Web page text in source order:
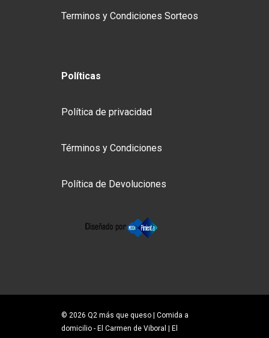
Terminos y Condiciones Sorteos
Políticas
Política de privacidad
Términos y Condiciones
Política de Devoluciones
© 2026 Q2 más que queso | Comida a
domicilio - El Carmen de Viboral | El